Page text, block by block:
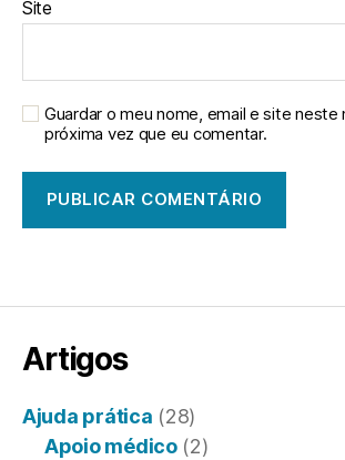
Site
Guardar o meu nome, email e site neste
próxima vez que eu comentar.
Artigos
Ajuda prática (28)
Apoio médico(2)